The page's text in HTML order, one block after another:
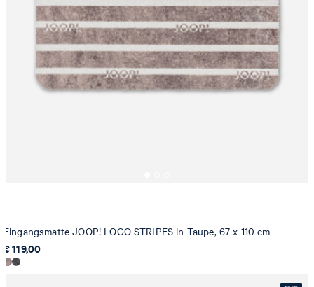
Eingangsmatte JOOP! LOGO STRIPES in Taupe, 67 x 110 cm
€ 119,00